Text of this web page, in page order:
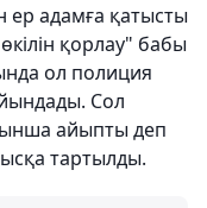
ер адамға қатысты
қорлау" бабы
ол полиция
Сол
айыпты деп
тартылды.